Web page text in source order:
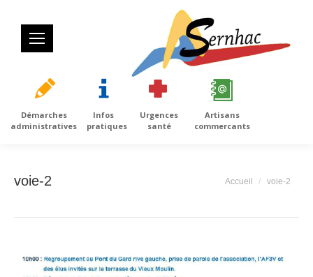
Démarches
administratives
Infos
pratiques
Urgences
santé
Artisans
commercants
voie-2 Vous êtes ici :
Accueil voie-2